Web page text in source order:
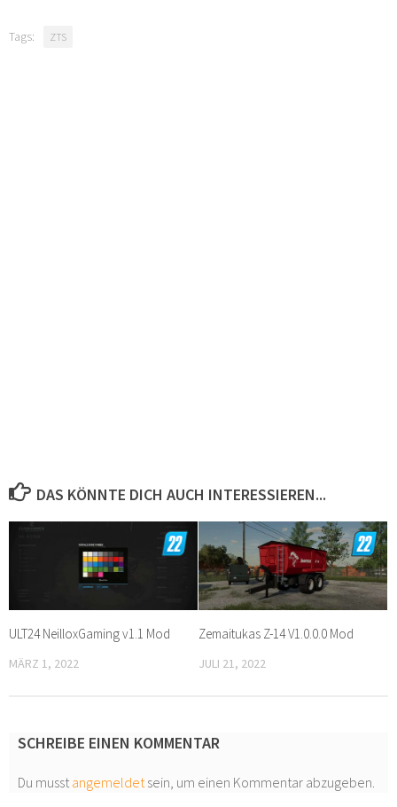
Tags: ZTS
DAS KÖNNTE DICH AUCH INTERESSIEREN...
ULT24 NeilloxGaming v1.1 Mod
MÄRZ 1, 2022
Zemaitukas Z-14 V1.0.0.0 Mod
JULI 21, 2022
SCHREIBE EINEN KOMMENTAR
Du musstangemeldetsein, um einen Kommentar abzugeben.